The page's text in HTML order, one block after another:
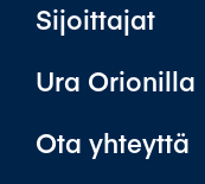
Sijoittajat
Ura Orionilla
Ota yhteyttä